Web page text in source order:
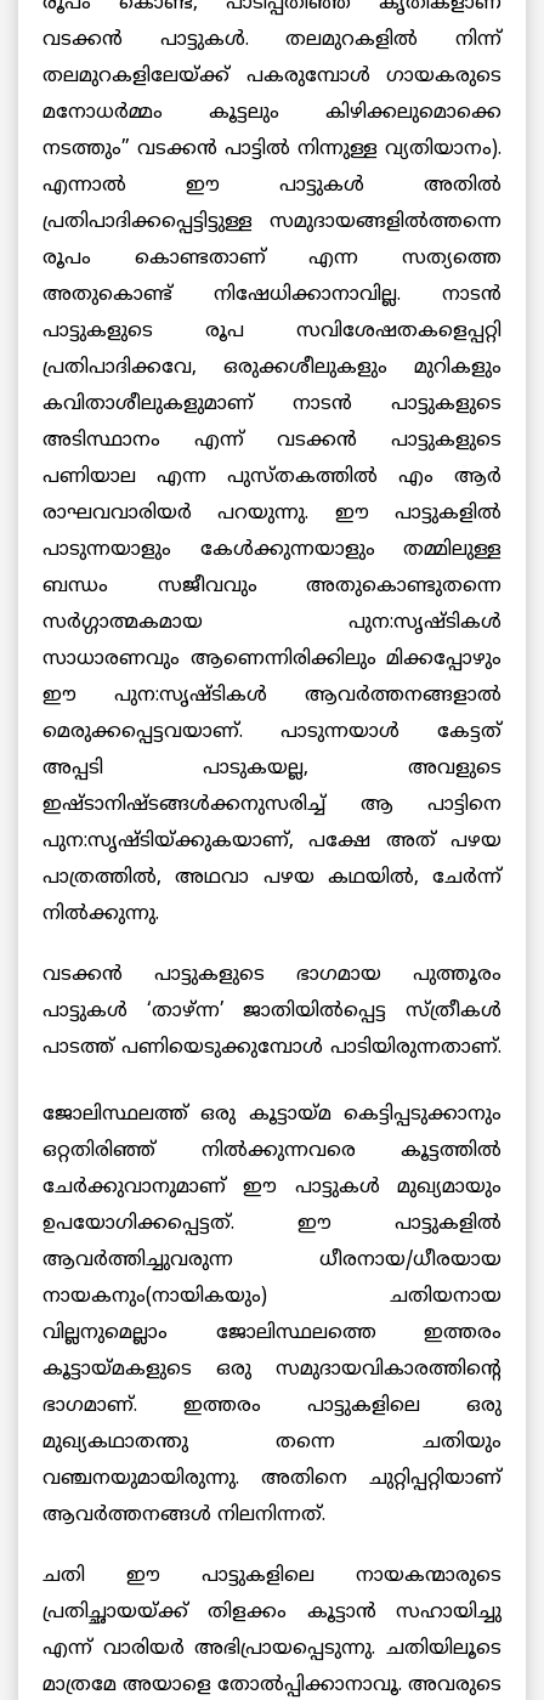
വടക്കന്‍ പാട്ടുകള്‍. തലമുറകളില്‍ നിന്ന്
തലമുറകളിലേയ്ക്ക് പകരുമ്പോള്‍ ഗായകരുടെ
മനോധര്‍മ്മം കൂട്ടലും കിഴിക്കലുമൊക്കെ
നടത്തും” വടക്കന്‍ പാട്ടില്‍ നിന്നുള്ള വ്യതിയാനം).
എന്നാല്‍ ഈ പാട്ടുകള്‍ അതില്‍
പ്രതിപാദിക്കപ്പെട്ടിട്ടുള്ള സമുദായങ്ങളില്‍ത്തന്നെ
രൂപം കൊണ്ടതാണ് എന്ന സത്യത്തെ
അതുകൊണ്ട് നിഷേധിക്കാനാവില്ല. നാടന്‍
പാട്ടുകളുടെ രൂപ സവിശേഷതകളെപ്പറ്റി
പ്രതിപാദിക്കവേ, ഒരുക്കശീലുകളും മുറികളും
കവിതാശീലുകളുമാണ് നാടന്‍ പാട്ടുകളുടെ
അടിസ്ഥാനം എന്ന് വടക്കന്‍ പാട്ടുകളുടെ
പണിയാല എന്ന പുസ്തകത്തില്‍ എം ആര്‍
രാഘവവാരിയര്‍ പറയുന്നു. ഈ പാട്ടുകളില്‍
പാടുന്നയാളും കേള്‍ക്കുന്നയാളും തമ്മിലുള്ള
ബന്ധം സജീവവും അതുകൊണ്ടുതന്നെ
സര്‍ഗ്ഗാത്മകമായ പുന:സൃഷ്ടികള്‍
സാധാരണവും ആണെന്നിരിക്കിലും മിക്കപ്പോഴും
ഈ പുന:സൃഷ്ടികള്‍ ആവര്‍ത്തനങ്ങളാല്‍
മെരുക്കപ്പെട്ടവയാണ്. പാടുന്നയാള്‍ കേട്ടത്
അപ്പടി പാടുകയല്ല, അവളുടെ
ഇഷ്ടാനിഷ്ടങ്ങള്‍ക്കനുസരിച്ച് ആ പാട്ടിനെ
പുന:സൃഷ്ടിയ്ക്കുകയാണ്, പക്ഷേ അത് പഴയ
പാത്രത്തില്‍, അഥവാ പഴയ കഥയില്‍, ചേര്‍ന്ന്
നില്‍ക്കുന്നു.
വടക്കന്‍ പാട്ടുകളുടെ ഭാഗമായ പുത്തൂരം
പാട്ടുകള്‍ ‘താഴ്ന്ന’ ജാതിയില്‍പ്പെട്ട സ്ത്രീകള്‍
പാടത്ത്പണിയെടുക്കുമ്പോള്‍ പാടിയിരുന്നതാണ്.
ജോലിസ്ഥലത്ത് ഒരു കൂട്ടായ്മ കെട്ടിപ്പടുക്കാനും
ഒറ്റതിരിഞ്ഞ് നില്‍ക്കുന്നവരെ കൂട്ടത്തില്‍
ചേര്‍ക്കുവാനുമാണ് ഈ പാട്ടുകള്‍ മുഖ്യമായും
ഉപയോഗിക്കപ്പെട്ടത്. ഈ പാട്ടുകളില്‍
ആവര്‍ത്തിച്ചുവരുന്ന ധീരനായ/ധീരയായ
നായകനും(നായികയും) ചതിയനായ
വില്ലനുമെല്ലാം ജോലിസ്ഥലത്തെ ഇത്തരം
കൂട്ടായ്മകളുടെ ഒരു സമുദായവികാരത്തിന്റെ
ഭാഗമാണ്. ഇത്തരം പാട്ടുകളിലെ ഒരു
മുഖ്യകഥാതന്തു തന്നെ ചതിയും
വഞ്ചനയുമായിരുന്നു. അതിനെ ചുറ്റിപ്പറ്റിയാണ്
ആവര്‍ത്തനങ്ങള്‍ നിലനിന്നത്.
ചതി ഈ പാട്ടുകളിലെ നായകന്മാരുടെ
പ്രതിച്ഛായയ്ക്ക് തിളക്കം കൂട്ടാന്‍ സഹായിച്ചു
എന്ന് വാരിയര്‍ അഭിപ്രായപ്പെടുന്നു. ചതിയിലൂടെ
മാത്രമേ അയാളെ തോല്‍പ്പിക്കാനാവൂ. അവരുടെ